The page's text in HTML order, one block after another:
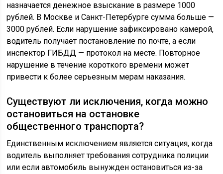
назначается денежное взыскание в размере 1000
рублей. В Москве и Санкт-Петербурге сумма больше —
3000 рублей. Если нарушение зафиксировано камерой,
водитель получает постановление по почте, а если
инспектор ГИБДД — протокол на месте. Повторное
нарушение в течение короткого времени может
привести к более серьезным мерам наказания.
Существуют ли исключения, когда можно
остановиться на остановке
общественного транспорта?
Единственным исключением является ситуация, когда
водитель выполняет требования сотрудника полиции
или если автомобиль вынужден остановиться из-за